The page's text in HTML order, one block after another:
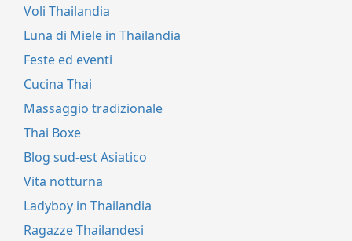
Voli Thailandia
Luna di Miele in Thailandia
Feste ed eventi
Cucina Thai
Massaggio tradizionale
Thai Boxe
Blog sud-est Asiatico
Vita notturna
Ladyboy in Thailandia
Ragazze Thailandesi